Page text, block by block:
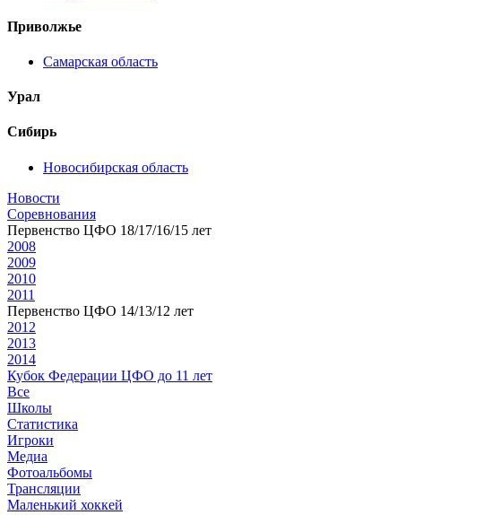
Приволжье
Самарская область
Урал
Сибирь
Новосибирская область
Новости
Соревнования
Первенство ЦФО 18/17/16/15 лет
2008
2009
2010
2011
Первенство ЦФО 14/13/12 лет
2012
2013
2014
Кубок Федерации ЦФО до 11 лет
Все
Школы
Статистика
Игроки
Медиа
Фотоальбомы
Трансляции
Маленький хоккей